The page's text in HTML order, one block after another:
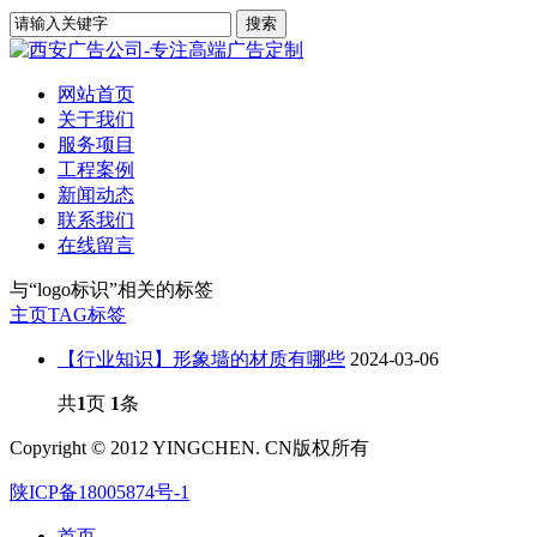
网站首页
关于我们
服务项目
工程案例
新闻动态
联系我们
在线留言
与“logo标识”相关的标签
主页TAG标签
【行业知识】形象墙的材质有哪些 2024-03-06
共1页 1条
Copyright © 2012 YINGCHEN. CN版权所有
陕ICP备18005874号-1